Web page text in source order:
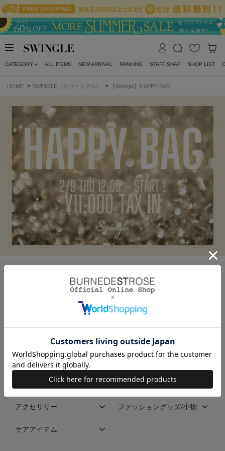
CATEGORY ALL ITEMS NEW ARRIVAL RANKING STAFF SNAP SHOP LIST
HOME > SWINGLE（スウィングル） > 【Swingle】HAPPY BAG
CATEGORY(SWINGLE)
トップス
パンツ
アウター ジャケット/スーツ
シューズ
アクセサリー ファッショングッズ/小物
ケアアイテム